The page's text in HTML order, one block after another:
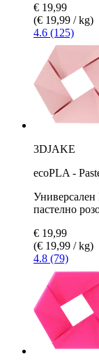
€ 19,99
(€ 19,99 / kg)
4.6 (125)
3DJAKE
ecoPLA -
Универсален
пастелно
€ 19,99
(€ 19,99 / kg)
4.8 (79)